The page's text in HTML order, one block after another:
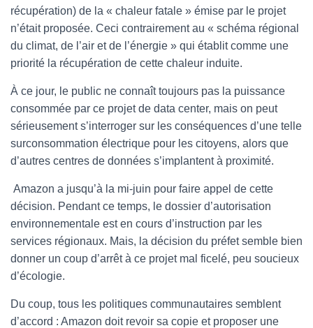
récupération) de la « chaleur fatale » émise par le projet
n’était proposée. Ceci contrairement au « schéma régional
du climat, de l’air et de l’énergie » qui établit comme une
priorité la récupération de cette chaleur induite.
À ce jour, le public ne connaît toujours pas la puissance
consommée par ce projet de data center, mais on peut
sérieusement s’interroger sur les conséquences d’une telle
surconsommation électrique pour les citoyens, alors que
d’autres centres de données s’implantent à proximité.
Amazon a jusqu’à la mi-juin pour faire appel de cette
décision. Pendant ce temps, le dossier d’autorisation
environnementale est en cours d’instruction par les
services régionaux. Mais, la décision du préfet semble bien
donner un coup d’arrêt à ce projet mal ficelé, peu soucieux
d’écologie.
Du coup, tous les politiques communautaires semblent
d’accord : Amazon doit revoir sa copie et proposer une